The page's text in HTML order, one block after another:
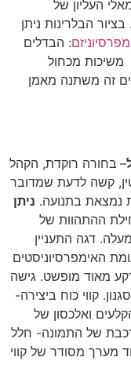
של
הבלרינות ניתן
: הבדלים
מכחול
משתנה מאמן
רוקדת, הקהל
לדעת שמדובר
בתנועה.ניתן
של
דגה התעניין
מופשט. גישה
כוח ביצירה-
ואלכסון של
של התמונה- חלל
מסודר של קווי